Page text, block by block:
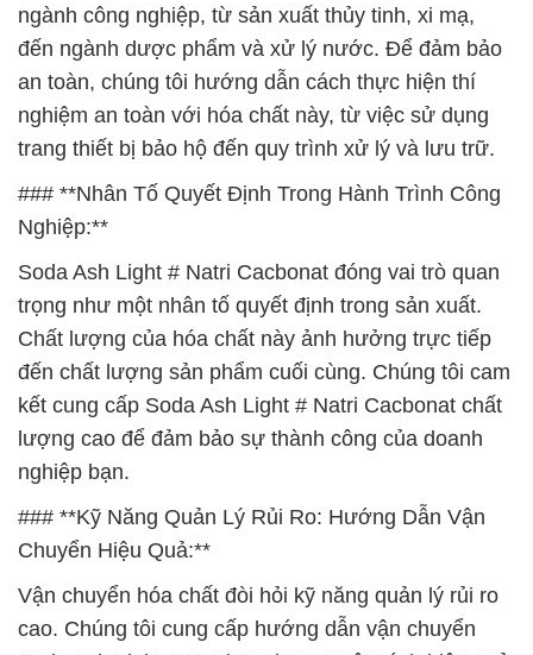
ngành công nghiệp, từ sản xuất thủy tinh, xi mạ,
đến ngành dược phẩm và xử lý nước. Để đảm bảo
an toàn, chúng tôi hướng dẫn cách thực hiện thí
nghiệm an toàn với hóa chất này, từ việc sử dụng
trang thiết bị bảo hộ đến quy trình xử lý và lưu trữ.
### **Nhân Tố Quyết Định Trong Hành Trình Công
Nghiệp:**
Soda Ash Light # Natri Cacbonat đóng vai trò quan
trọng như một nhân tố quyết định trong sản xuất.
Chất lượng của hóa chất này ảnh hưởng trực tiếp
đến chất lượng sản phẩm cuối cùng. Chúng tôi cam
kết cung cấp Soda Ash Light # Natri Cacbonat chất
lượng cao để đảm bảo sự thành công của doanh
nghiệp bạn.
### **Kỹ Năng Quản Lý Rủi Ro: Hướng Dẫn Vận
Chuyển Hiệu Quả:**
Vận chuyển hóa chất đòi hỏi kỹ năng quản lý rủi ro
cao. Chúng tôi cung cấp hướng dẫn vận chuyển